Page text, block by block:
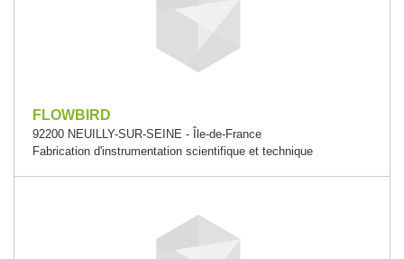
FLOWBIRD
92200 NEUILLY-SUR-SEINE - Île-de-France
Fabrication d'instrumentation scientifique et technique